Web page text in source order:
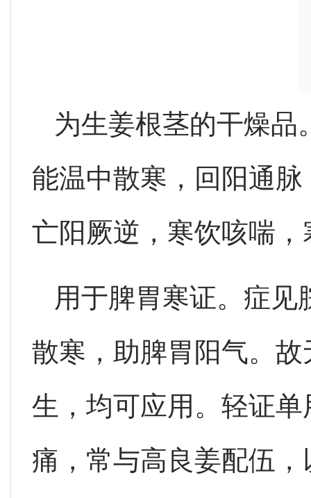
为生姜根茎的干燥品
能温中散寒，回阳通
亡阳厥逆，寒饮咳喘
用于脾胃寒证。症见
散寒，助脾胃阳气。
生，均可应用。轻证
痛，常与高良姜配伍